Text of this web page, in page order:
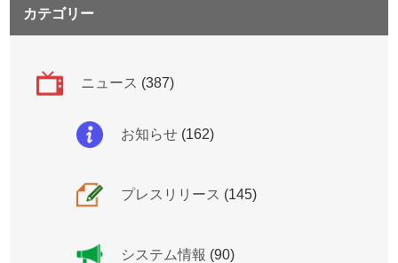
カテゴリー
ニュース (387)
お知らせ (162)
プレスリリース (145)
システム情報 (90)